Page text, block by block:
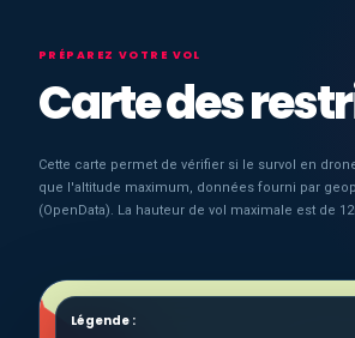
PRÉPAREZ VOTRE VOL
Carte des
Cette carte permet de vérifier si le survol en
que l'altitude maximum, données fourni par
(OpenData). La hauteur de vol maximale est de
Légende :